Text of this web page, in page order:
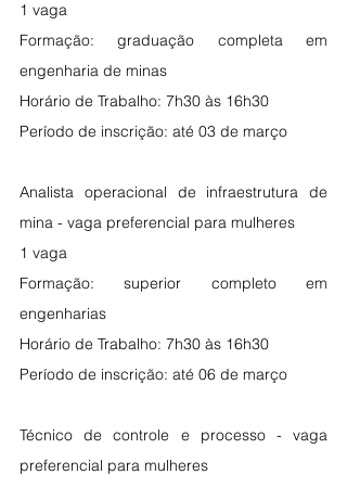
1 vaga
Formação: graduação completa em
engenharia de minas
Horário de Trabalho: 7h30 às 16h30
Período de inscrição: até 03 de março
Analista operacional de infraestrutura de
mina - vaga preferencial para mulheres
1 vaga
Formação: superior completo em
engenharias
Horário de Trabalho: 7h30 às 16h30
Período de inscrição: até 06 de março
Técnico de controle e processo - vaga
preferencial para mulheres